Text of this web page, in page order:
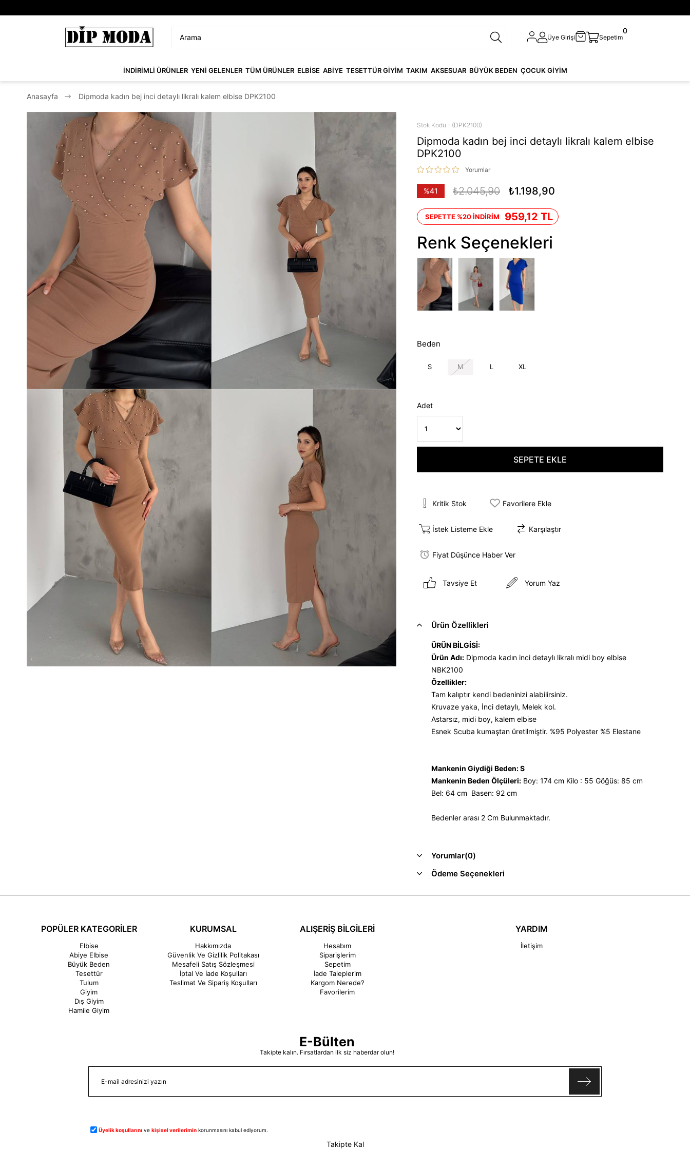
Üye Girişi Sepetim
0
İNDİRİMLİ ÜRÜNLER YENİ GELENLER TÜM ÜRÜNLER ELBİSE ABİYE TESETTÜR GİYİM TAKIM AKSESUAR BÜYÜK BEDEN ÇOCUK GİYİM
Anasayfa Dipmoda kadın bej inci detaylı likralı kalem elbise DPK2100
Stok Kodu (DPK2100)
Dipmoda kadın bej inci detaylı likralı kalem elbise
DPK2100
Yorumlar
%41
₺2.045,90 ₺1.198,90
SEPETTE %20 İNDİRİM 959,12 TL
Renk Seçenekleri
Beden
S M L XL
Adet
Kritik Stok Favorilere Ekle
İstek Listeme Ekle Karşılaştır
Fiyat Düşünce Haber Ver
Tavsiye Et Yorum Yaz
Ürün Özellikleri
ÜRÜN BİLGİSİ:
Ürün Adı: Dipmoda kadın inci detaylı likralı midi boy elbise
NBK2100
Özellikler:
Tam kalıptır kendi bedeninizi alabilirsiniz.
Kruvaze yaka, İnci detaylı, Melek kol.
Astarsız, midi boy, kalem elbise
Esnek Scuba kumaştan üretilmiştir. %95 Polyester %5 Elestane
Mankenin Giydiği Beden: S
Mankenin Beden Ölçüleri: Boy: 174 cm Kilo : 55 Göğüs: 85 cm
Bel: 64 cm Basen: 92 cm
Bedenler arası 2 Cm Bulunmaktadır.
Yorumlar(0)
Ödeme Seçenekleri
POPÜLER KATEGORİLER
Elbise
Abiye Elbise
Büyük Beden
Tesettür
Tulum
Giyim
Dış Giyim
Hamile Giyim
KURUMSAL
Hakkımızda
Güvenlik Ve Gizlilik Politakası
Mesafeli Satış Sözleşmesi
İptal Ve İade Koşulları
Teslimat Ve Sipariş Koşulları
ALIŞERİŞ BİLGİLERİ
Hesabım
Siparişlerim
Sepetim
İade Taleplerim
Kargom Nerede?
Favorilerim
YARDIM
İletişim
E-Bülten
Takipte kalın. Fırsatlardan ilk siz haberdar olun!
Üyelik koşullarını ve kişisel verilerimin korunmasını kabul ediyorum.
Takipte Kal